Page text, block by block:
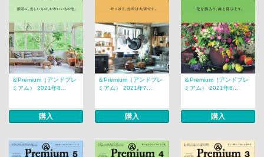
＆Premium（アンドプレ
ミアム） 2021年8...
購入
＆Premium（アンドプレ
ミアム） 2021年7...
購入
＆Premium（アンドプレ
ミアム） 2021年6...
購入